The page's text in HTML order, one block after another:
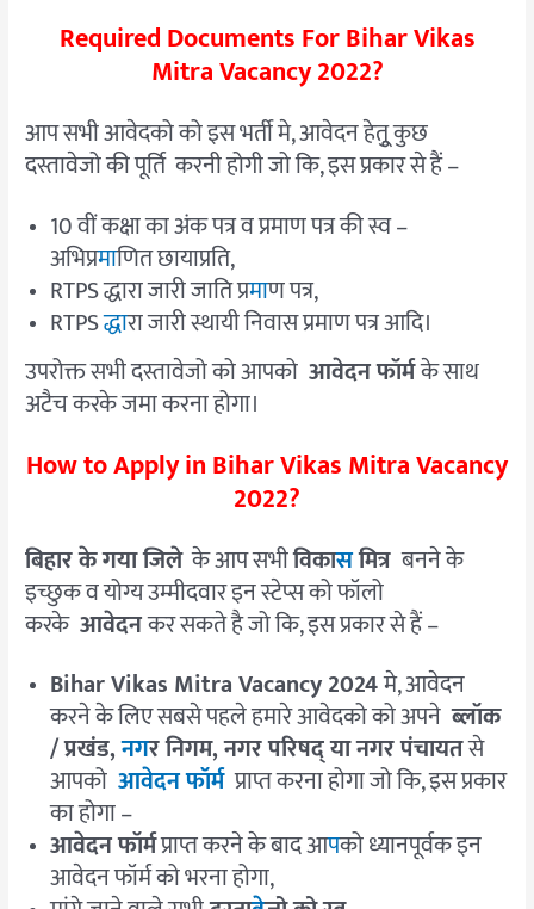
Required Documents For Bihar Vikas
Mitra Vacancy 2022?
आप सभी आवेदको को इस भर्ती मे, आवेदन हेतूु कुछ
दस्तावेजो की पूर्ति करनी होगी जो कि, इस प्रकार से हैं –
10 वीं कक्षा का अंक पत्र व प्रमाण पत्र की स्व –
अभिप्रमाणित छायाप्रति,
RTPS द्धारा जारी जाति प्रमाण पत्र,
RTPSद्धारा जारी स्थायी निवास प्रमाण पत्र आदि।
उपरोक्त सभी दस्तावेजो को आपको आवेदन फॉर्मके साथ
अटैच करके जमा करना होगा।
How to Apply in Bihar Vikas Mitra Vacancy
2022?
बिहार के गया जिलेके आप सभीविकासमित्र बनने के
इच्छुक व योग्य उम्मीदवार इन स्टेप्स को फॉलो
करके आवेदनकर सकते है जो कि, इस प्रकार से हैं –
Bihar Vikas Mitra Vacancy 2024मे, आवेदन
करने के लिए सबसे पहले हमारे आवेदको को अपने ब्लॉक
/ प्रखंड,नगर निगम,नगर परिषद् या नगर पंचायतसे
आपको आवेदन फॉर्म प्राप्त करना होगा जो कि, इस प्रकार
का होगा –
आवेदन फॉर्मप्राप्त करने के बाद आपको ध्यानपूर्वक इन
आवेदन फॉर्म को भरना होगा,